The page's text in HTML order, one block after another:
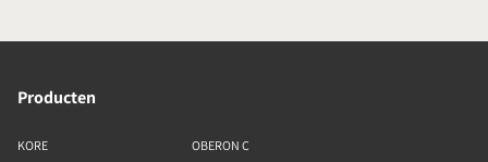
Producten
KORE
OBERON C